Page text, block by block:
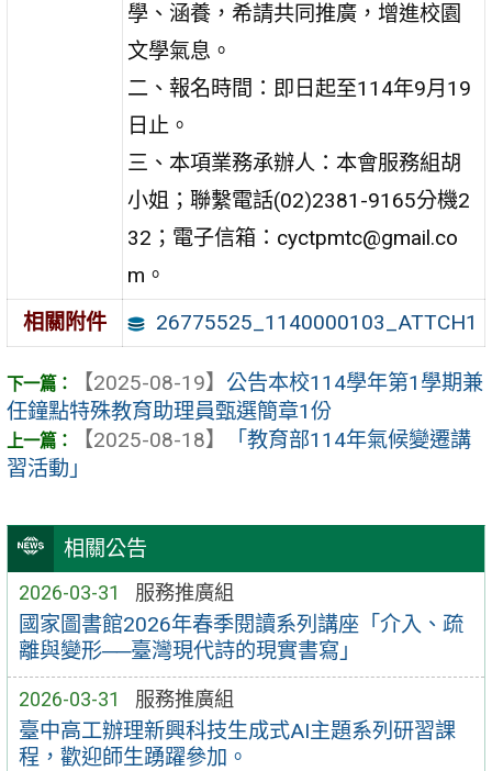
相關公告
2026-03-31 服務推廣組
國家圖書館2026年春季閱讀系列講座「介入、疏
離與變形──臺灣現代詩的現實書寫」
2026-03-31 服務推廣組
臺中高工辦理新興科技生成式AI主題系列研習課
程，歡迎師生踴躍參加。
學、涵養，希請共同推廣，增進校園
文學氣息。
二、報名時間：即日起至114年9月19
日止。
三、本項業務承辦人：本會服務組胡
小姐；聯繫電話(02)2381-9165分機2
32；電子信箱：cyctpmtc@gmail.co
m。
相關附件
26775525_1140000103_ATTCH1
【2025-08-19】 公告本校114學年第1學期兼
任鐘點特殊教育助理員甄選簡章1份
【2025-08-18】
「教育部114年氣候變遷講
習活動」